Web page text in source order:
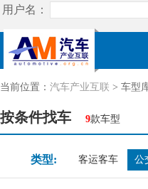
当前位置： 汽车产业互联 > 车型
按条件找车 9款车型
类型: 客运客车 公